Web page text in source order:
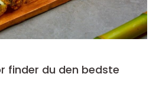
finder du den bedste